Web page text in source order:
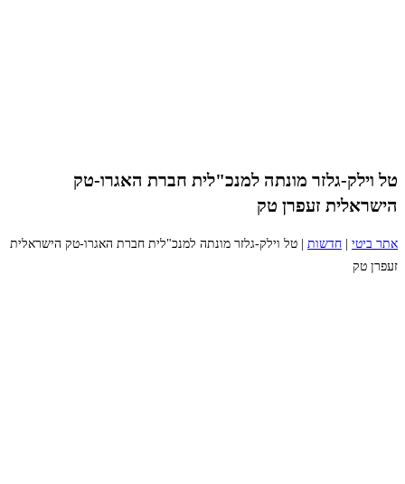
טל וילק-גלזר מונתה למנכ"לית חברת האגרו-טק
הישראלית זעפרן טק
אתר ביטי חדשות
טל וילק-גלזר מונתה למנכ"לית חברת האגרו-טק הישראלית
זעפרן טק